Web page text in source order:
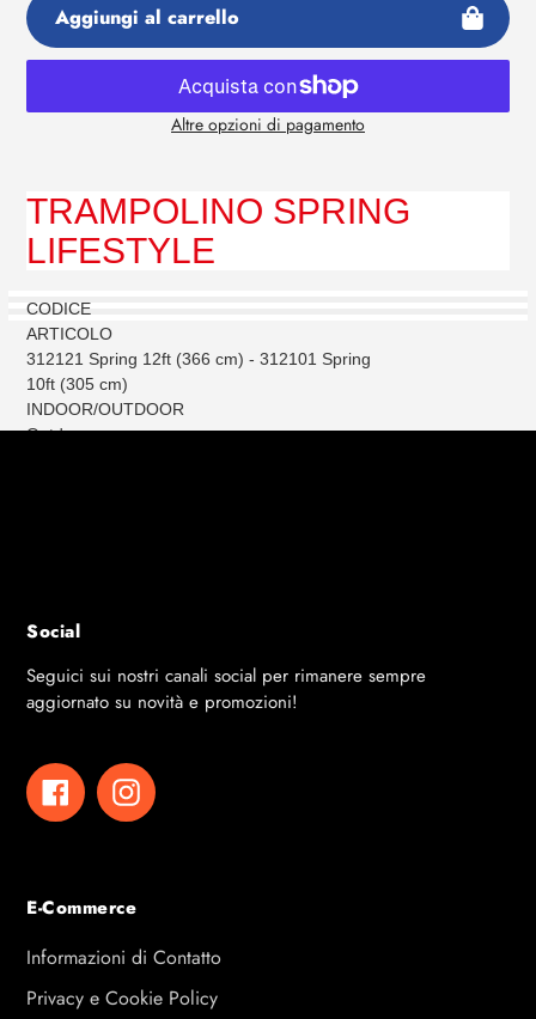
Aggiungi al carrello
Altre opzioni di pagamento
prodotto
al
tuo
TRAMPOLINO SPRING
LIFESTYLE
CODICE
ARTICOLO
312121 Spring 12ft (366 cm) - 312101 Spring
10ft (305 cm)
INDOOR/OUTDOOR
Outdoor
Social
Seguici sui nostri canali social per rimanere sempre
aggiornato su novità e promozioni!
FacebookInstagram
E-Commerce
Informazioni di Contatto
Privacy e Cookie Policy